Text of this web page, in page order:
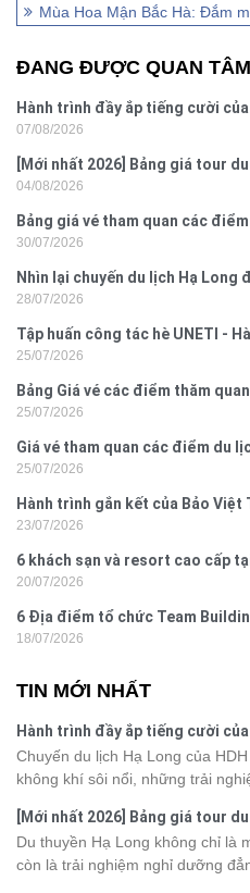
Mùa Hoa Mận Bắc Hà: Đắm mình
ĐANG ĐƯỢC QUAN TÂM
Hành trình đầy ắp tiếng cười
07/08/2026
[Mới nhất 2026] Bảng giá tour
04/08/2026
Bảng giá vé tham quan các
2026
30/07/2026
Nhìn lại chuyến du lịch Hạ Long
Hưng 2026
28/07/2026
Tập huấn công tác hè UNETI -
Đồ Sơn
25/07/2026
Bảng Giá vé các điểm thăm
25/07/2026
Giá vé tham quan các điểm du
25/07/2026
Hành trình gắn kết của Bảo Việt
Yên
23/07/2026
6 khách sạn và resort cao cấp
nghi
20/07/2026
6 Địa điểm tổ chức Team
18/07/2026
TIN MỚI NHẤT
Hành trình đầy ắp tiếng cười
Chuyến du lịch Hạ Long của
không khí sôi nổi, những trải
phút giây đồng hành bên nhau,
tràn đầy cảm xúc và dấu ấn khó
[Mới nhất 2026] Bảng giá tour
Du thuyền Hạ Long không chỉ là
còn là trải nghiệm nghỉ dưỡng